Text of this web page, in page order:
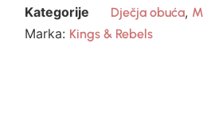
Kategorije
Dječja obuća,
Marka: Kings & Rebels